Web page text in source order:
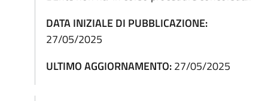
DATA INIZIALE DI PUBBLICAZIONE:
27/05/2025
ULTIMO AGGIORNAMENTO:27/05/2025